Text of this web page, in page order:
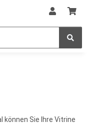
können Sie Ihre Vitrine